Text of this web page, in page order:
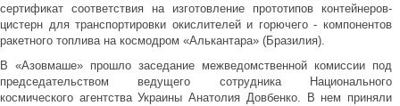
сертификат соответствия на изготовление прототипов контейнеров-
цистерн для транспортировки окислителей и горючего - компонентов
ракетного топлива на космодром «Алькантара» (Бразилия).
В «Азовмаше» прошло заседание межведомственной комиссии под
председательством ведущего сотрудника Национального
космического агентства Украины Анатолия Довбенко. В нем приняли